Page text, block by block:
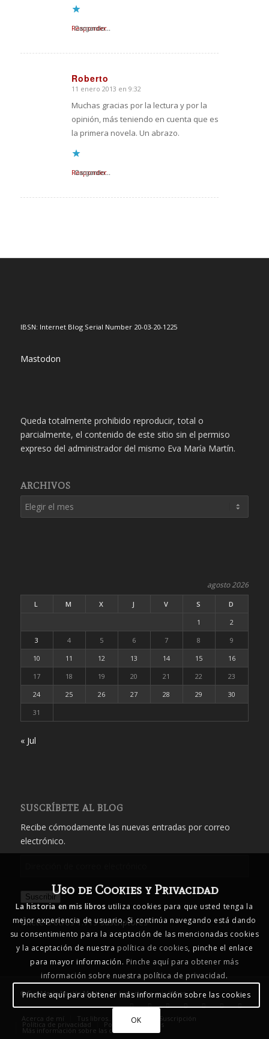
Cargando...
Responder
Roberto
Dice:
11 enero 2013 en 9:32
Muchas gracias por la lectura y por la
opinión, más teniendo en cuenta que es
la primera novela. Un abrazo.
Cargando...
Responder
IBSN: Internet Blog Serial Number 20-03-20-1225
Mastodon
Queda totalmente prohibido reproducir, total o
parcialmente, el contenido de este sitio sin el permiso
expreso del administrador del mismo Eva María Martín.
ARCHIVOS
agosto 2026
L M X J V S
D
1
2
3
4 5 6 7 8
9
10
11 12 13 14 15
16
17
18 19 20 21 22
23
24
25 26 27 28 29
30
31
« Jul
SUSCRÍBETE AL BLOG
Recibe cómodamente las nuevas entradas por correo
electrónico.
correo
electrónico
Suscribir
Únete a otros 1.719 suscriptores
© Eva María Martín Martín - La historia en mis libros
Acerca de mí Tus libros… mis libros Suscripción
Política de privacidad Política de cookies
Más información sobre las cookies
Uso de Cookies y Privacidad
La historia en mis libros utiliza cookies para que usted tenga la
mejor experiencia de usuario. Si continúa navegando está dando
su consentimiento para la aceptación de las mencionadas cookies
y la aceptación de nuestra política de cookies, pinche el enlace
para mayor información. Pinche aquí para obtener más
información sobre nuestra política de privacidad.
Pinche aquí para obtener más información sobre las cookies
OK